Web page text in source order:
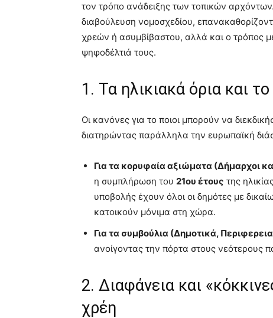
τον τρόπο ανάδειξης των τοπικών
διαβούλευση νομοσχεδίου,
χρεών ή ασυμβίβαστου, αλλά και ο τρόπος
ψηφοδέλτιά τους.
1. Τα ηλικιακά όρια και
Οι κανόνες για το ποιοι μπορούν να
διατηρώντας παράλληλα την ευρωπαϊκή
Για τα κορυφαία αξιώματα (Δήμαρχοι
η συμπλήρωση του 21ου έτους της
υποβολής έχουν όλοι οι δημότες με
κατοικούν μόνιμα στη χώρα.
Για τα συμβούλια (Δημοτικά,
ανοίγοντας την πόρτα στους νεότερους
2. Διαφάνεια και
χρέη